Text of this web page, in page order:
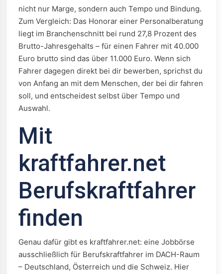
nicht nur Marge, sondern auch Tempo und Bindung.
Zum Vergleich: Das Honorar einer Personalberatung
liegt im Branchenschnitt bei rund 27,8 Prozent des
Brutto-Jahresgehalts – für einen Fahrer mit 40.000
Euro brutto sind das über 11.000 Euro. Wenn sich
Fahrer dagegen direkt bei dir bewerben, sprichst du
von Anfang an mit dem Menschen, der bei dir fahren
soll, und entscheidest selbst über Tempo und
Auswahl.
Mit
kraftfahrer.net
Berufskraftfahrer
finden
Genau dafür gibt es kraftfahrer.net: eine Jobbörse
ausschließlich für Berufskraftfahrer im DACH-Raum
– Deutschland, Österreich und die Schweiz. Hier